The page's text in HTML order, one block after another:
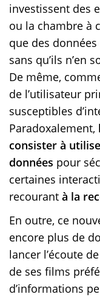
investissent des
ou la chambre à
que des
sans qu’ils n’en
De même,
de l’utilisateur
susceptibles
Paradoxalement,
consister à
données pour
certaines
recourant à la
En outre, ce
encore plus de
lancer l’écoute
de ses films
d’informations